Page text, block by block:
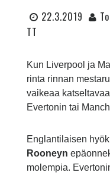
22.3.2019
TT
Kun Liverpool ja
rinta rinnan
vaikeaa
Evertonin tai
Englantilaisen
Rooneyn
molempia.